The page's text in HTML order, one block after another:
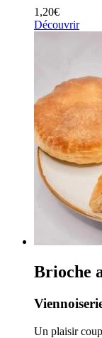
1,20€
Découvrir
Brioche
Un plaisir